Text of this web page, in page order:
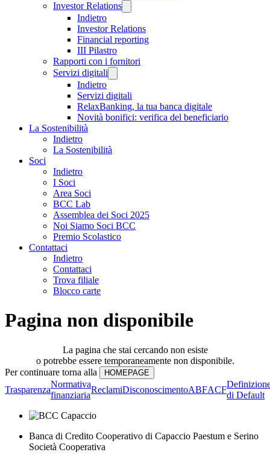
Investor Relations
Indietro
Investor Relations
Financial reporting
III Pilastro
Rapporti con i fornitori
Servizi digitali
Indietro
Servizi digitali
RelaxBanking, la tua banca digitale
Novità bonifici: verifica del beneficiario
La Sostenibilità
Indietro
La Sostenibilità
Soci
Indietro
I Soci
Area Soci
BCC Lab
Assemblea dei Soci 2025
Noi Siamo Soci BCC
Premio Scolastico
Contattaci
Indietro
Contattaci
Trova filiale
Blocco carte
Pagina non disponibile
La pagina che stai cercando non esiste
o potrebbe essere temporaneamente non disponibile.
Per continuare torna alla
Trasparenza
Normativa
finanziaria
ReclamiDisconoscimentoABFACF
di Default
Banca di Credito Cooperativo di Capaccio Paestum e Serino
Società Cooperativa